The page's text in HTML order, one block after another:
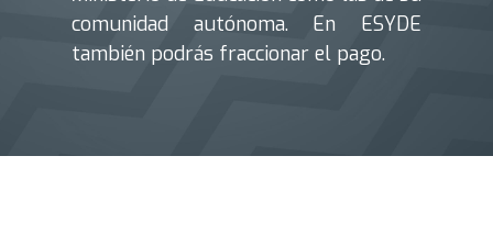
comunidad autónoma. En ESYDE
también podrás fraccionar el pago.